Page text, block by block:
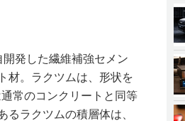
発した繊維補強セメン
材。ラクツムは、形状を
常のコンクリートと同等
るラクツムの積層体は、